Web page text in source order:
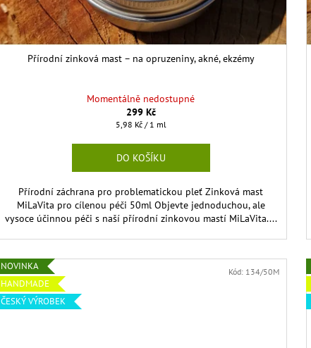
Přírodní zinková mast – na opruzeniny, akné, ekzémy
Momentálně nedostupné
299 Kč
Měrná
5,98 Kč / 1 ml
DO KOŠÍKU
Přírodní záchrana pro problematickou pleť Zinková mast
MiLaVita pro cílenou péči 50ml Objevte jednoduchou, ale
vysoce účinnou péči s naší přírodní zinkovou mastí MiLaVita....
NOVINKA
HANDMADE
ČESKÝ VÝROBEK
Kód: 134/50M